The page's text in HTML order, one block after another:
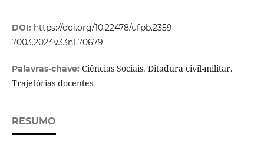
DOI: https://doi.org/10.22478/ufpb.2359-
7003.2024v33n1.70679
Palavras-chave: Ciências Sociais. Ditadura civil-militar.
Trajetórias docentes
RESUMO